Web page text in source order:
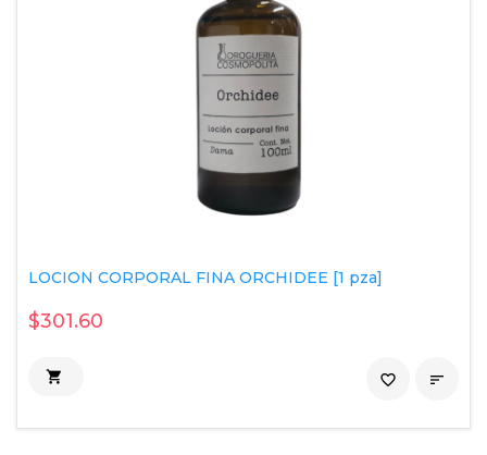
LOCION CORPORAL FINA ORCHIDEE [1 pza]
$301.60
 
favorite_border